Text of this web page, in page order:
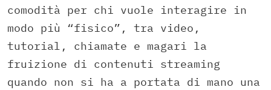
comodità per chi vuole interagire in
modo più “fisico”, tra video,
tutorial, chiamate e magari la
fruizione di contenuti streaming
quando non si ha a portata di mano una